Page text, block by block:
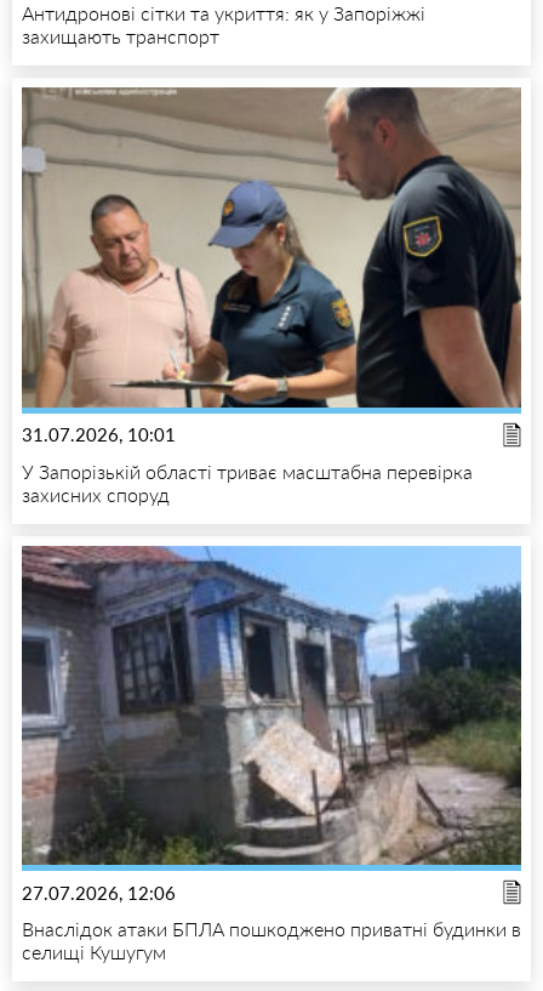
Антидронові сітки та укриття: як у Запоріжжі
захищають транспорт
31.07.2026, 10:01
У Запорізькій області триває масштабна перевірка
захисних споруд
27.07.2026, 12:06
Внаслідок атаки БПЛА пошкоджено приватні будинки в
селищі Кушугум